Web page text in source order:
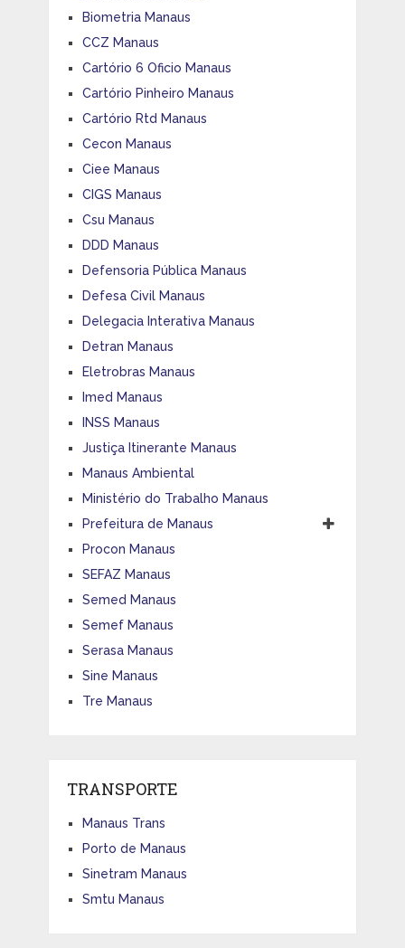
Biometria Manaus
CCZ Manaus
Cartório 6 Oficio Manaus
Cartório Pinheiro Manaus
Cartório Rtd Manaus
Cecon Manaus
Ciee Manaus
CIGS Manaus
Csu Manaus
DDD Manaus
Defensoria Pública Manaus
Defesa Civil Manaus
Delegacia Interativa Manaus
Detran Manaus
Eletrobras Manaus
Imed Manaus
INSS Manaus
Justiça Itinerante Manaus
Manaus Ambiental
Ministério do Trabalho Manaus
Prefeitura de Manaus
Procon Manaus
SEFAZ Manaus
Semed Manaus
Semef Manaus
Serasa Manaus
Sine Manaus
Tre Manaus
TRANSPORTE
Manaus Trans
Porto de Manaus
Sinetram Manaus
Smtu Manaus